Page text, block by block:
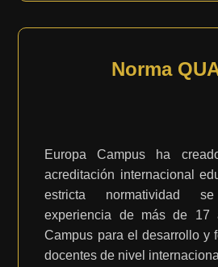
Norma
Europa Campus ha
acreditación internacional
estricta normatividad
experiencia de más de 17
Campus para el desarrollo y
docentes de nivel